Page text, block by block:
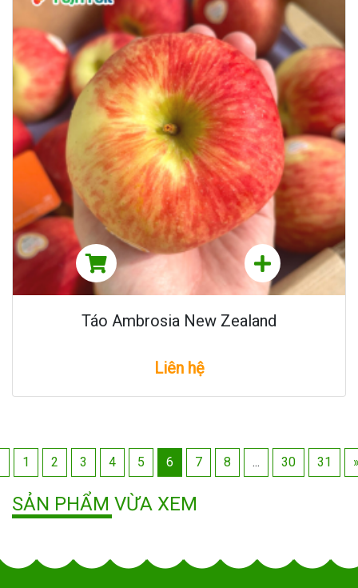
Táo Ambrosia New Zealand
Liên hệ
1 2 3 4 5 6 7 8 ... 30 31
SẢN PHẨM VỪA XEM